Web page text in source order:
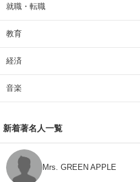
就職・転職
教育
経済
音楽
新着著名人一覧
Mrs. GREEN APPLE